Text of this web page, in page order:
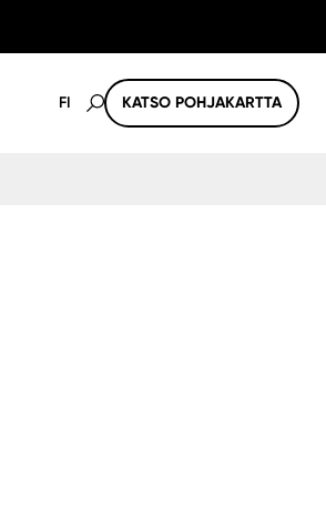
FI KATSO POHJAKARTTA